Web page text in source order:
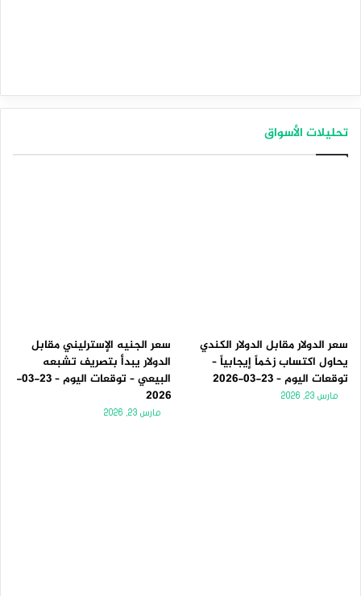
تحليلات الأسواق
سعر الدولار مقابل الدولار الكندي
يحاول اكتساب زخماً إيجابياً –
توقعات اليوم – 23-03-2026
مارس 23, 2026
سعر الجنيه الإسترليني مقابل
الدولار يبدأ بتصريف تشبعه
البيعي – توقعات اليوم – 23-03-
2026
مارس 23, 2026